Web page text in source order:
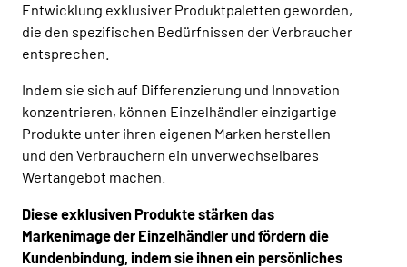
Entwicklung exklusiver Produktpaletten geworden,
die den spezifischen Bedürfnissen der Verbraucher
entsprechen.
Indem sie sich auf Differenzierung und Innovation
konzentrieren, können Einzelhändler einzigartige
Produkte unter ihren eigenen Marken herstellen
und den Verbrauchern ein unverwechselbares
Wertangebot machen.
Diese exklusiven Produkte stärken das
Markenimage der Einzelhändler und fördern die
Kundenbindung, indem sie ihnen ein persönliches